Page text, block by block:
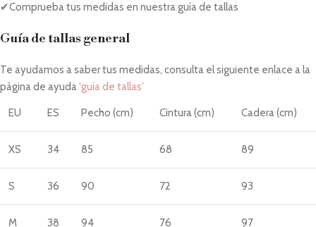
✔Comprueba tus medidas en nuestra guía de tallas
Guía de tallas general
Te ayudamos a saber tus medidas, consulta el siguiente enlace a la
página de ayuda'guía de tallas'
EU ES Pecho (cm) Cintura (cm) Cadera (cm)
XS 34 85 68 89
S 36 90 72 93
M 38 94 76 97